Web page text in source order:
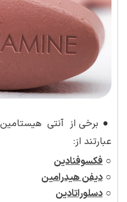
●
عبارتند از:
○ فکسوفنادین
○ دیفن هیدرامین
○ دسلوراتادین